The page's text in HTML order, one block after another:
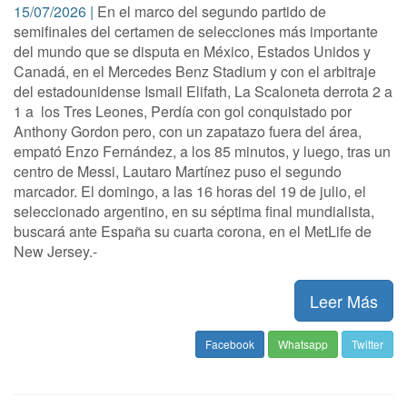
15/07/2026 | En el marco del segundo partido de
semifinales del certamen de selecciones más importante
del mundo que se disputa en México, Estados Unidos y
Canadá, en el Mercedes Benz Stadium y con el arbitraje
del estadounidense Ismail Elifath, La Scaloneta derrota 2 a
1 a los Tres Leones, Perdía con gol conquistado por
Anthony Gordon pero, con un zapatazo fuera del área,
empató Enzo Fernández, a los 85 minutos, y luego, tras un
centro de Messi, Lautaro Martínez puso el segundo
marcador. El domingo, a las 16 horas del 19 de julio, el
seleccionado argentino, en su séptima final mundialista,
buscará ante España su cuarta corona, en el MetLife de
New Jersey.-
Leer Más
Facebook Whatsapp Twitter